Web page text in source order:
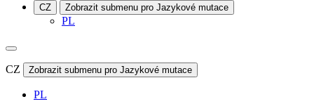
CZ Zobrazit submenu pro Jazykové mutace
PL
CZ Zobrazit submenu pro Jazykové mutace
PL